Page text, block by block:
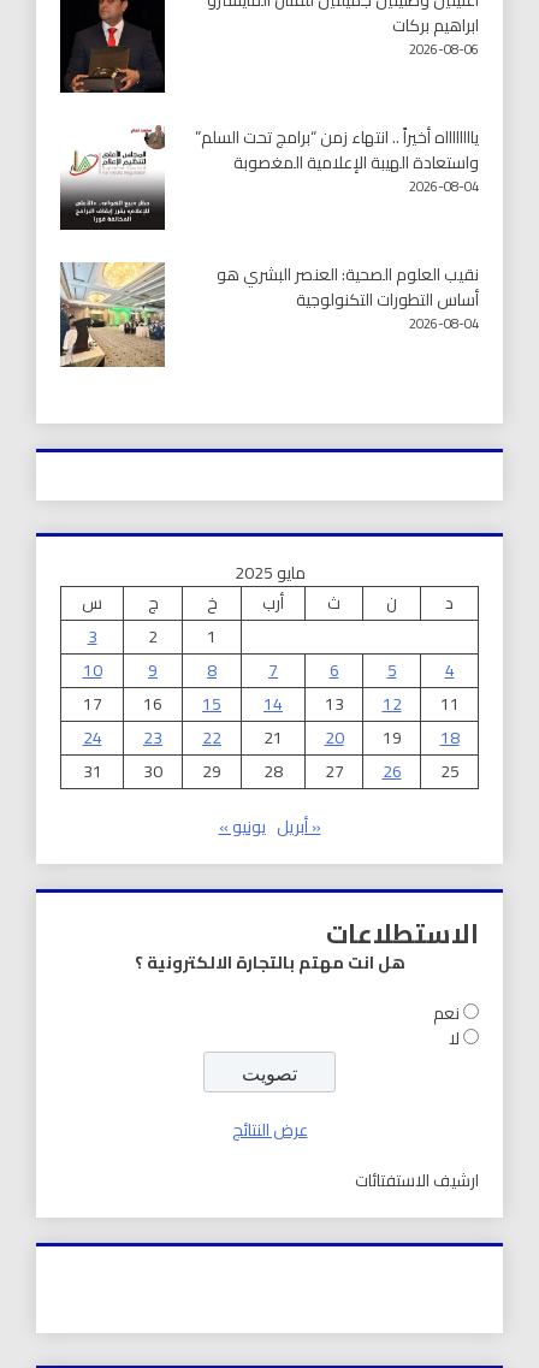
ابراهيم بركات
2026-08-06
يااااااااه أخيراً .. انتهاء زمن “برامج تحت السلم”
واستعادة الهيبة الإعلامية المغصوبة
2026-08-04
نقيب العلوم الصحية: العنصر البشري هو
أساس التطورات التكنولوجية
2026-08-04
مايو 2025
د
ن ث أرب خ ج
س
1
2
3
4
5
6
7
8
9
10
11
12
13
14
15
16
17
18
19
20
21
22
23
24
25
26
27
28
29
30
31
« أبريل يونيو »
الاستطلاعات
هل انت مهتم بالتجارة الالكترونية ؟
نعم
لا
عرض النتائج
ارشيف الاستفتائات